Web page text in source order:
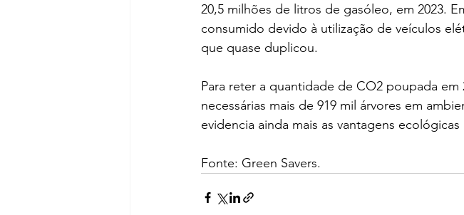
20,5 milhões de litros de gasóleo, em 2023.
consumido devido à utilização de veículos
que quase duplicou.
Para reter a quantidade de CO2 poupada
necessárias mais de 919 mil árvores em
evidencia ainda mais as vantagens
Fonte: Green Savers.